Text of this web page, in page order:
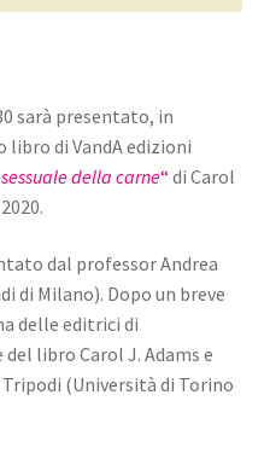
sarà presentato, in
libro di VandA edizioni
della carne“ di Carol
dal professor Andrea
di Milano). Dopo un breve
delle editrici di
libro Carol J. Adams e
Tripodi (Università di Torino